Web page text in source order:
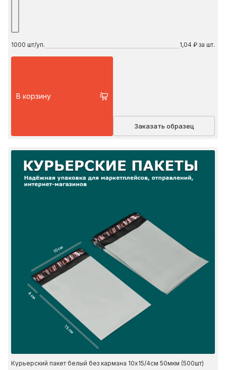
1000 шт/уп. 1,04 ₽ за шт.
В корзину
Заказать образец
10 см
4 см
15 см
Курьерский пакет белый без кармана 10х15/4см 50мкм (500шт)